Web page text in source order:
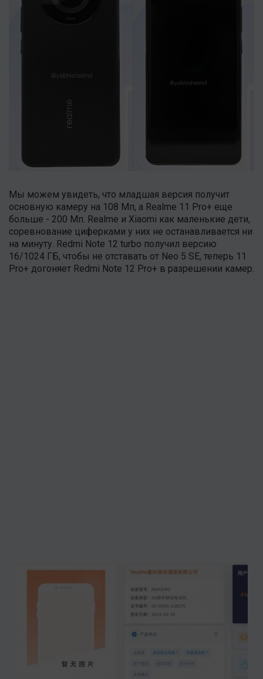
Мы можем увидеть, что младшая версия получит
основную камеру на 108 Мп, а Realme 11 Pro+ еще
больше - 200 Мп. Realme и Xiaomi как маленькие дети,
соревнование циферками у них не останавливается ни
на минуту. Redmi Note 12 turbo получил версию
16/1024 ГБ, чтобы не отставать от Neo 5 SE, теперь 11
Pro+ догоняет Redmi Note 12 Pro+ в разрешении камер.